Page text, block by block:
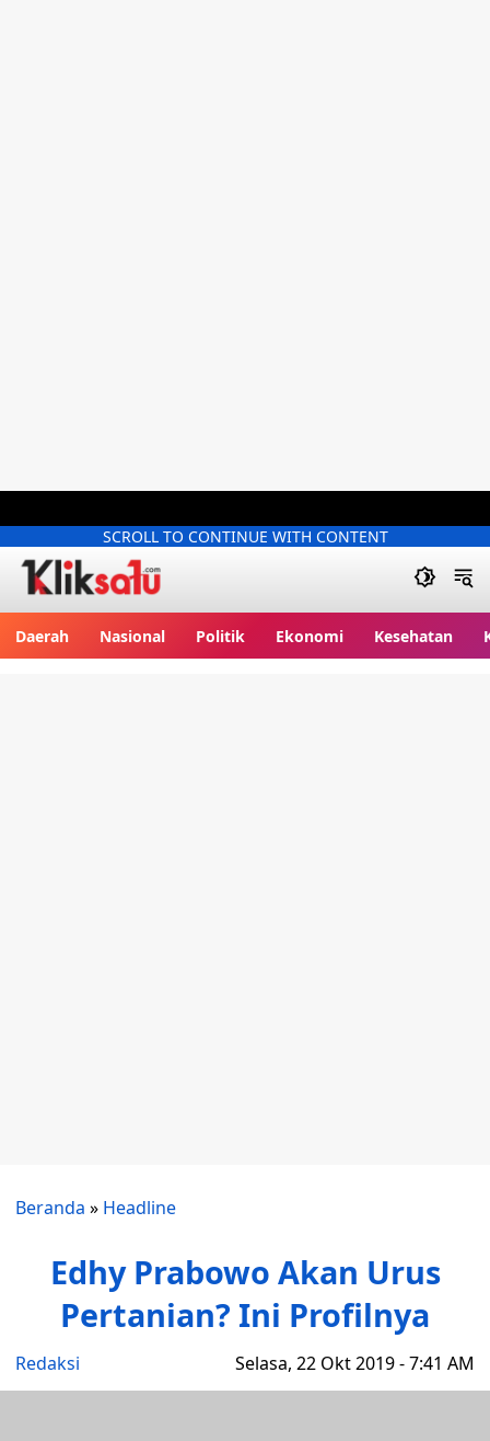
SCROLL TO CONTINUE WITH CONTENT
Daerah Nasional Politik Ekonomi Kesehatan
Beranda » Headline
Edhy Prabowo Akan Urus
Pertanian? Ini Profilnya
Redaksi Selasa, 22 Okt 2019 - 7:41 AM